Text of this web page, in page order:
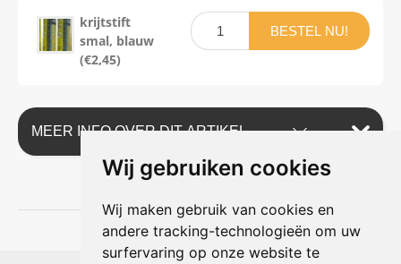
Wij gebruiken cookies
Wij maken gebruik van cookies en
andere tracking-technologieën om uw
surfervaring op onze website te
krijtstift
smal, blauw
(€2,45)
BESTEL NU!
MEER INFO OVER DIT ARTIKEL